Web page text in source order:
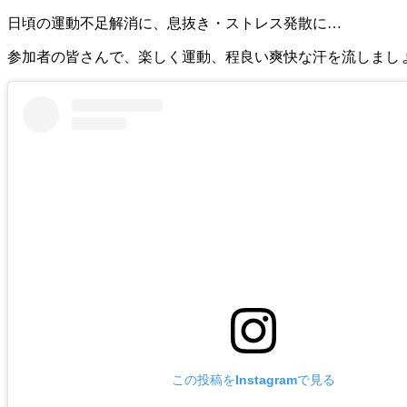
日頃の運動不足解消に、息抜き・ストレス発散に…
参加者の皆さんで、楽しく運動、程良い爽快な汗を流しまし
この投稿をInstagramで見る